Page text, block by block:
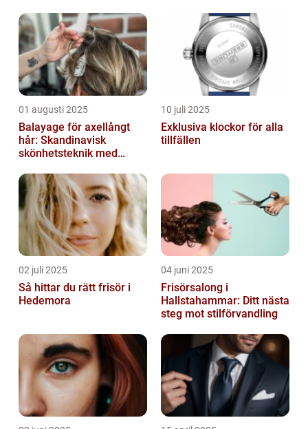
01 augusti 2025
Balayage för axellångt
hår: Skandinavisk
skönhetsteknik med
10 juli 2025
Exklusiva klockor för alla
tillfällen
02 juli 2025
Så hittar du rätt frisör i
Hedemora
04 juni 2025
Frisörsalong i
Hallstahammar: Ditt nästa
steg mot stilförvandling